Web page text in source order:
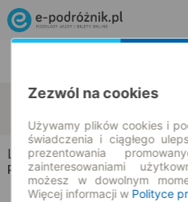
Lutomiersk
Wodzierady
10.08.2026 | -- : --
Lutomiersk → Wodzierady
Rozkład jazdy i bilety
Zezwól na cookies
Używamy plików cookies i
świadczenia i ciągłego
prezentowania
zainteresowaniami
możesz w dowolnym
Więcej informacji w Polityce